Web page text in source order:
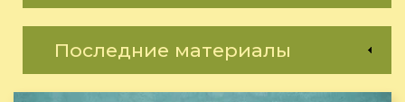
Последние материалы